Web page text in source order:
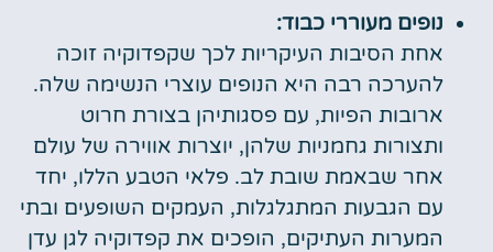
נופים מעוררי כבוד:
אחת הסיבות העיקריות לכך שקפדוקיה זוכה
להערכה רבה היא הנופים עוצרי הנשימה שלה.
ארובות הפיות, עם פסגותיהן בצורת חרוט
ותצורות גחמניות שלהן, יוצרות אווירה של עולם
אחר שבאמת שובת לב. פלאי הטבע הללו, יחד
עם הגבעות המתגלגלות, העמקים השופעים ובתי
המערות העתיקים, הופכים את קפדוקיה לגן עדן